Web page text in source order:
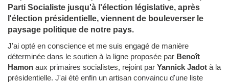
Parti Socialiste jusqu'à l'élection législative, après
l'élection présidentielle, viennent de bouleverser le
paysage politique de notre pays.
J'ai opté en conscience et me suis engagé de manière
déterminée dans le soutien à la ligne proposée par Benoît
Hamon aux primaires socialistes, rejoint par Yannick Jadot à la
présidentielle. J'ai été enfin un artisan convaincu d'une liste